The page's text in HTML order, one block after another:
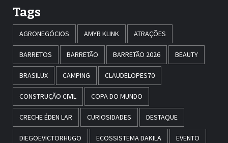
Tags
AGRONEGÓCIOS AMYR KLINK ATRAÇÕES
BARRETOS BARRETÃO BARRETÃO 2026 BEAUTY
BRASILUX CAMPING CLAUDELOPES70
CONSTRUÇÃO CIVIL COPA DO MUNDO
CRECHE ÉDEN LAR CURIOSIDADES DESTAQUE
DIEGOEVICTORHUGO ECOSSISTEMA DAKILA EVENTO